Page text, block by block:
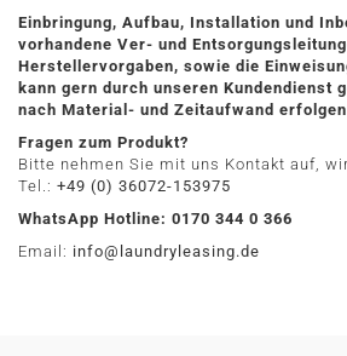
Einbringung, Aufbau, Installation und
vorhandene Ver- und
Herstellervorgaben, sowie die
kann gern durch unseren Kundendienst
nach Material- und Zeitaufwand
Fragen zum Produkt?
Bitte nehmen Sie mit uns Kontakt auf,
Tel.: +49 (0) 36072-153975
WhatsApp Hotline: 0170 344 0 366
Email: info@laundryleasing.de